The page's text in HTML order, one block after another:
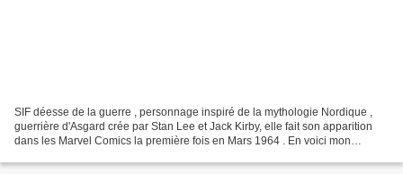
SIF déesse de la guerre , personnage inspiré de la mythologie Nordique ,
guerrière d'Asgard crée par Stan Lee et Jack Kirby, elle fait son apparition
dans les Marvel Comics la première fois en Mars 1964 . En voici mon